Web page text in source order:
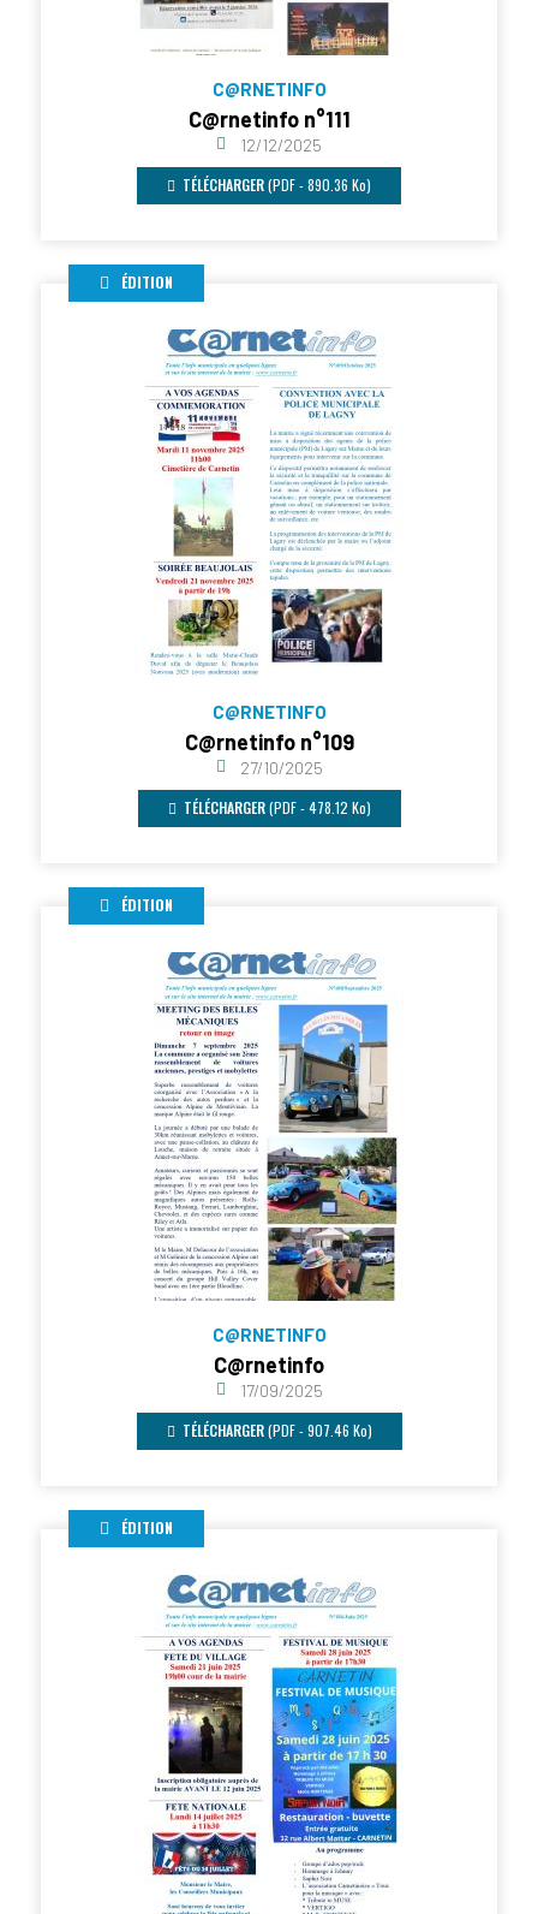
C@RNETINFO
C@rnetinfo n°111
12/12/2025
TÉLÉCHARGER(PDF - 890.36 Ko)
ÉDITION
C@RNETINFO
C@rnetinfo n°109
27/10/2025
TÉLÉCHARGER(PDF - 478.12 Ko)
ÉDITION
C@RNETINFO
C@rnetinfo
17/09/2025
TÉLÉCHARGER(PDF - 907.46 Ko)
ÉDITION